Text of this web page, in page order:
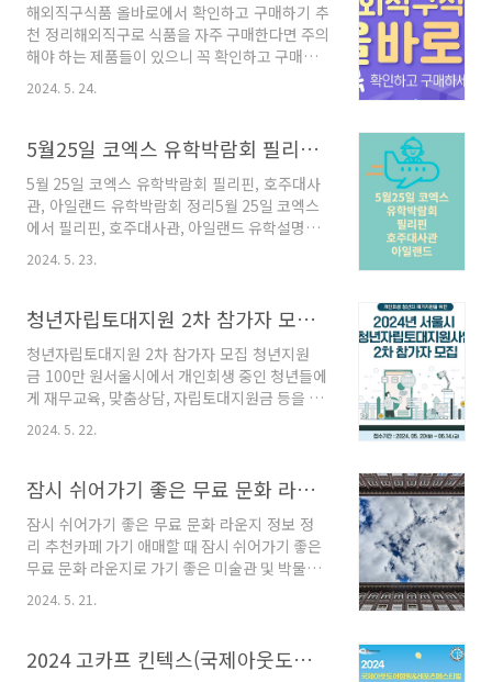
년자 무료- 트래블쇼 전시품목: 여행사 ㅣ 플랫폼
비즈니스 ㅣ 항공/교통 ㅣ 숙박/리조트 ㅣ 체험/
투어 ㅣ 레저/스포츠 ㅣ 캠핑/골프 ㅣ 장소/명소
ㅣ 특산품/음식- 사전등록 바로가기 트래블
해외직구식품 올바로에서 확인하고 구매하기 추
천 정리해외직구로 식품을 자주 구매한다면 주의
해야 하는 제품들이 있으니 꼭 확인하고 구매하
는 것을 추천드립니다. 어떤 제품들이 주의해야
하는지 확인하세요. 해외직구 식품구매- 식
표방한 해외직품식품 100개를 검사한 결과, 21
개 제품에서 의약품 성분 등 국내 반입 차단 대상
원료·성분이 확인되어 국내 반입 차단 조치가 되
었다. 1. 주의할 제품들 사례 ① 체중감량 효과
를 광고한 코코아 함유 식품에서 의약품 성분인
'센노사이드' 검출- 센노사이드는 변비치료에 사
유발할 수 있다. ② 진통 효과를 광고한 보스웰..
2024. 5. 24.
5월25일 코엑스 유학박람회 필리핀, 호주대사관, 아일랜드 유학박람회 정리
5월 25일 코엑스 유학박람회 필리핀, 호주대사
관, 아일랜드 유학박람회 정리5월 25일 코엑스
에서 필리핀, 호주대사관, 아일랜드 유학설명회
유학 박람회1. 필리핀 유학 박람회- 일시 : 24년 5
3층 콘퍼런스룸 327호- 사전참가 신청 바로가
기 1) 국내 학비 최저가 보장 + 필리핀 현지사무
실 케어2) 필리핀 어학원 관계자 국내 최다 참가
3) 영어캠프 : 체계적인 프로그램과 다양한 액티
비티, 안전한 시설, 확실한 케어까지 보장4) 초특
가 연계프로그램 : 선착순 5명 수업료+기숙사+등
관리해 주는 관리형..
2024. 5. 23.
청년자립토대지원 2차 참가자 모집 청년지원금 100만원
청년자립토대지원 2차 참가자 모집 청년지원
금 100만 원서울시에서 개인회생 중인 청년들에
게 재무교육, 맞춤상담, 자립토대지원금 등을 지
집을 6월 14일까지 진행하니 신청하세요. 청
: 만 19세~39세 서울시 거주, 근로 중인 개인회생
변제완료 예정 또는 면책결정자 70명- 소득요건 :
중위소득 140% 이하인 자- 단 변제금 3회 이상
미납자는 참여제한- 신청기간 : ~ 6월 14일 오후
6시까지- 신청방법 : 서울복지포털에서 신청 바
로가기 - 지원내용 : 개인회생 중 청년의 자립을
토대지원금 :..
2024. 5. 22.
잠시 쉬어가기 좋은 무료 문화 라운지 정보 정리 추천
잠시 쉬어가기 좋은 무료 문화 라운지 정보 정
리 추천카페 가기 애매할 때 잠시 쉬어가기 좋은
무료 문화 라운지로 가기 좋은 미술관 및 박물관
의 라운지를 소개해드리겠습니다. 무료 문화
라운지 정보1. 서울시립미술아카이브 모음동 1
101- 예술 관련 서적이 구비되어 별도의 절차 없
2024. 5. 21.
2024 고카프 킨텍스(국제아웃도어캠핑&레포츠페스티벌) 5/24~26일